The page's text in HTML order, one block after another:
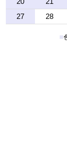
27
28
■